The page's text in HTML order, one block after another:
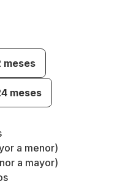
meses
meses
a menor)
a mayor)